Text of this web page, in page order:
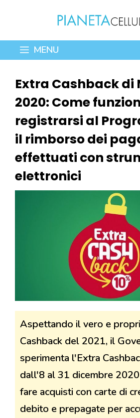
contenuto
MENU
Extra Cashback di
2020: Come
registrarsi al
il rimborso dei
effettuati con
elettronici
Aspettando il vero e
Cashback del 2021, il
sperimenta l'Extra
dall'8 al 31 dicembre
fare acquisti con carte di
debito e prepagate per